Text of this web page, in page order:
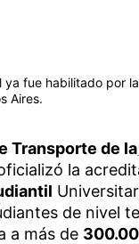
ya fue habilitado por
Aires.
Transporte de la
la
de nivel
a más de